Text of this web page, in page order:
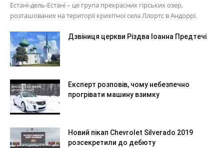
Естані-дель-Естані – це група прекрасних гірських озер,
розташованих на території крихітної села Ллортс в Андоррі.
Дзвіниця церкви Різдва Іоанна Предтечі
Експерт розповів, чому небезпечно
прогрівати машину взимку
Новий пікап Chevrolet Silverado 2019
розсекретили до дебюту